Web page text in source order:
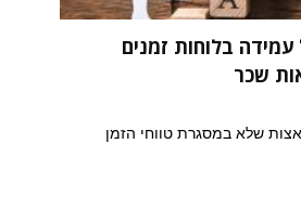
עמידה בלוחות זמנים
שכר
שלא במסגרת טווחי הזמן